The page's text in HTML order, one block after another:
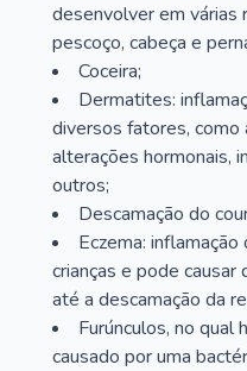
desenvolver em várias
pescoço, cabeça e
Coceira;
Dermatites:
diversos fatores, como
alterações hormonais,
outros;
Descamação do
Eczema:
crianças e pode
até a descamação da
Furúnculos, no qual
causado por uma